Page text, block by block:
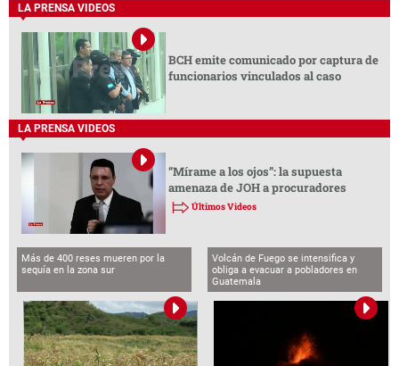
LA PRENSA VIDEOS
BCH emite comunicado por captura de
funcionarios vinculados al caso
LA PRENSA VIDEOS
“Mírame a los ojos”: la supuesta
amenaza de JOH a procuradores
Últimos Videos
Más de 400 reses mueren por la
sequía en la zona sur
Volcán de Fuego se intensifica y
obliga a evacuar a pobladores en
Guatemala